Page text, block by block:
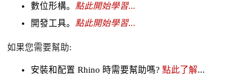
數位形構。 點此開始學習...
開發工具。 點此開始學習...
如果您需要幫助:
安裝和配置 Rhino 時需要幫助嗎? 點此了解...